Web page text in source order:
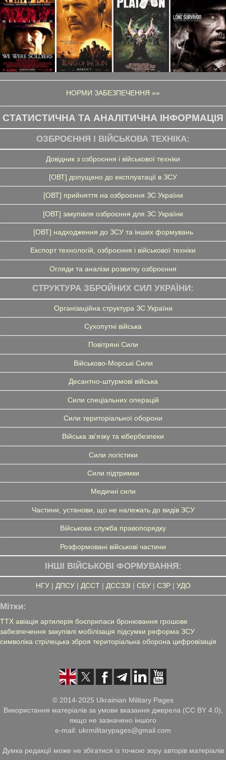
НОРМИ ЗАБЕЗПЕЧЕННЯ »»
СТАТИСТИЧНА ТА АНАЛІТИЧНА ІНФОРМАЦІЯ
ОЗБРОЄННЯ І ВІЙСЬКОВА ТЕХНІКА:
Довідник з озброєння і військової техніки
[ОВТ] допущено до експлуатації в ЗСУ
[ОВТ] прийняття на озброєння ЗС України
[ОВТ] закупівля озброєння для ЗС України
[ОВТ] надходження до ЗСУ та інших формувань
Експорт технологій, озброєння і військової техніки
Огляди та аналізи розвитку озброєння
СТРУКТУРА ЗБРОЙНИХ СИЛ УКРАЇНИ:
Організаційна структура ЗС України
Сухопутні війська
Повітряні Сили
Військово-Морські Сили
Десантно-штурмові війська
Сили спеціальних операцій
Сили територіальної оборони
Війська зв'язку та кібербезпеки
Сили логістики
Сили підтримки
Медичні сили
Частини, установи, що не належать до видів ЗСУ
Військова служба правопорядку
Розформовані військові частини
ІНШІ ВІЙСЬКОВІ ФОРМУВАННЯ:
НГУ| ДПСУ| ДССТ| ДССЗЗІ | СБУ| СЗР| УДО
Мітки:
ТТХ авіація артилерія боєприпаси бронювання грошове
забезпечення закупівлі мобілізація підсумки реформа ЗСУ
символіка стрілецька зброя територіальна оборона цифровізація
© 2014-2025 Ukrainian Military Pages
Використання матеріалів за умови вказання джерела (CC BY 4.0),
якщо не зазначено іншого
e-mail: ukrmilitarypages@gmail.com
Думка редакції може не збігатися із точкою зору авторів матеріалів